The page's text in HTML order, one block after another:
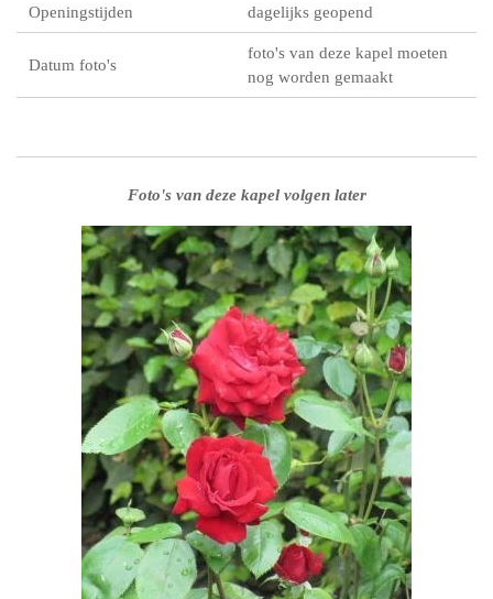
Openingstijden dagelijks geopend
Datum foto's
foto's van deze kapel moeten
nog worden gemaakt
Foto's van deze kapel volgen later